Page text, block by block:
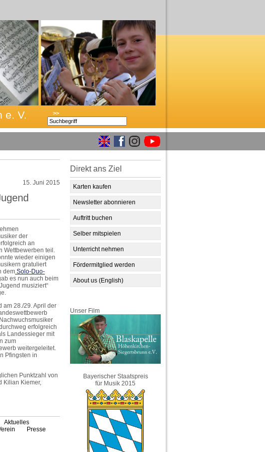
e. V. >>
Direkt ans Ziel
Karten kaufen
Newsletter abonnieren
Auftritt buchen
Selber mitspielen
Unterricht nehmen
Fördermitglied werden
About us (English)
Unser Film
Bayerischer Staatspreis
für Musik 2015
15. Juni 2015
der
an
Wettbewerben teil.
wieder einigen
gratuliert
dem Solo-Duo-
es nun auch beim
musiziert“
am 28./29. April der
erfolgreich
Landessieger mit
zum
weitergeleitet.
Pfingsten in
Punktzahl von
Kilian Kiemer,
Aktuelles
Presse